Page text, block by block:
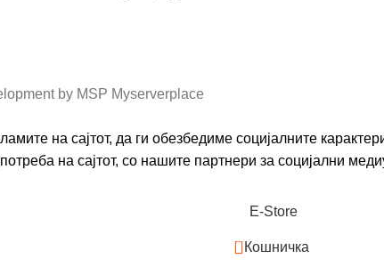
by MSP Myserverplace
на сајтот, да ги обезбедиме социјалните
на сајтот, со нашите партнери за социјални
Е-Store
0 Кошничка